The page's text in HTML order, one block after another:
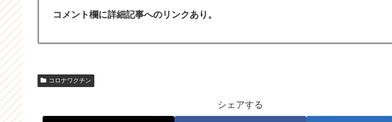
コメント欄に詳細記事へのリンクあり。
コロナワクチン
シェアする